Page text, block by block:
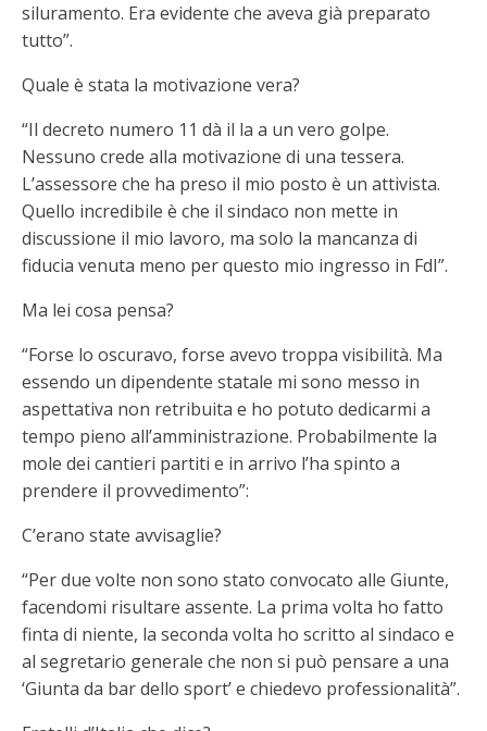
siluramento. Era evidente che aveva già preparato
tutto”.
Quale è stata la motivazione vera?
“Il decreto numero 11 dà il la a un vero golpe.
Nessuno crede alla motivazione di una tessera.
L’assessore che ha preso il mio posto è un attivista.
Quello incredibile è che il sindaco non mette in
discussione il mio lavoro, ma solo la mancanza di
fiducia venuta meno per questo mio ingresso in FdI”.
Ma lei cosa pensa?
“Forse lo oscuravo, forse avevo troppa visibilità. Ma
essendo un dipendente statale mi sono messo in
aspettativa non retribuita e ho potuto dedicarmi a
tempo pieno all’amministrazione. Probabilmente la
mole dei cantieri partiti e in arrivo l’ha spinto a
prendere il provvedimento”:
C’erano state avvisaglie?
“Per due volte non sono stato convocato alle Giunte,
facendomi risultare assente. La prima volta ho fatto
finta di niente, la seconda volta ho scritto al sindaco e
al segretario generale che non si può pensare a una
‘Giunta da bar dello sport’ e chiedevo professionalità”.